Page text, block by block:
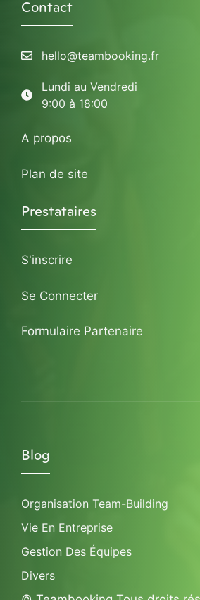
Contact
hello@teambooking.fr
Lundi au Vendredi
9:00 à 18:00
A propos
Plan de site
Prestataires
S'inscrire
Se Connecter
Formulaire Partenaire
Blog
Organisation Team-Building
Vie En Entreprise
Gestion Des Équipes
Divers